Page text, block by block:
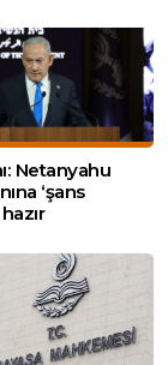
Netanyahu
‘şans